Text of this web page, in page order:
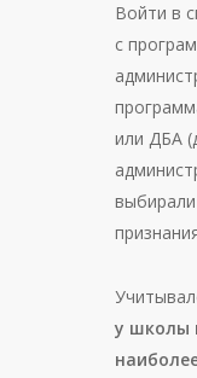
Войти в
с
или ДБА
у школы